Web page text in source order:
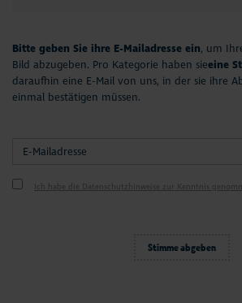
Bitte geben Sie ihre E-Mailadresse ein, um
Bild abzugeben. Pro Kategorie haben sieeine
daraufhin eine E-Mail von uns, in der sie ihre
einmal bestätigen müssen.
Ich habe die Datenschutzhinweise zur Kenntnis
Stimme abgeben